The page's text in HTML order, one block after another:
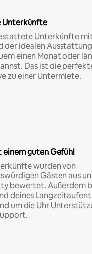
Unterkünfte
Unterkünfte
der idealen
einen Monat oder
Das ist die
zu einer Untermiete.
einem guten Gefühl
wurden von
Gästen aus
bewertet. Außerdem
deines
um die Uhr